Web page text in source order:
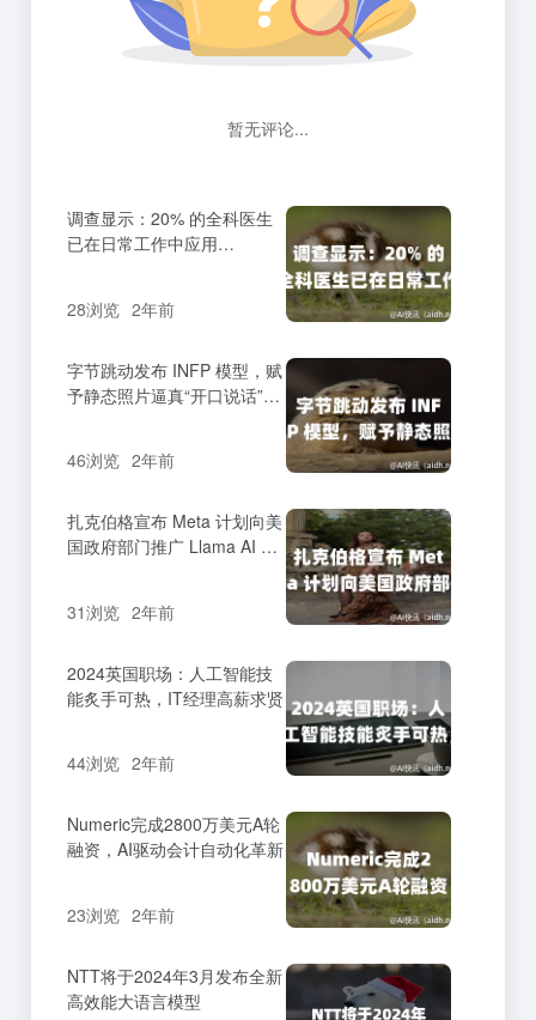
暂无评论...
调查显示：20% 的全科医生
已在日常工作中应用
28浏览 2年前
字节跳动发布 INFP 模型，赋
予静态照片逼真“开口说话”能
46浏览 2年前
扎克伯格宣布 Meta 计划向美
国政府部门推广 Llama AI 模
31浏览 2年前
2024英国职场：人工智能技
能炙手可热，IT经理高薪求贤
44浏览 2年前
Numeric完成2800万美元A轮
融资，AI驱动会计自动化革新
23浏览 2年前
NTT将于2024年3月发布全新
高效能大语言模型